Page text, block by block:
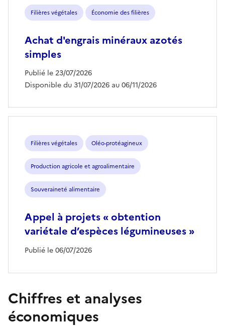
Filières végétales Économie des filières
Achat d'engrais minéraux azotés
simples
Publié le 23/07/2026
Disponible du 31/07/2026 au 06/11/2026
Filières végétales Oléo-protéagineux
Production agricole et agroalimentaire
Souveraineté alimentaire
Appel à projets « obtention
variétale d’espèces légumineuses »
Publié le 06/07/2026
Chiffres et analyses
économiques